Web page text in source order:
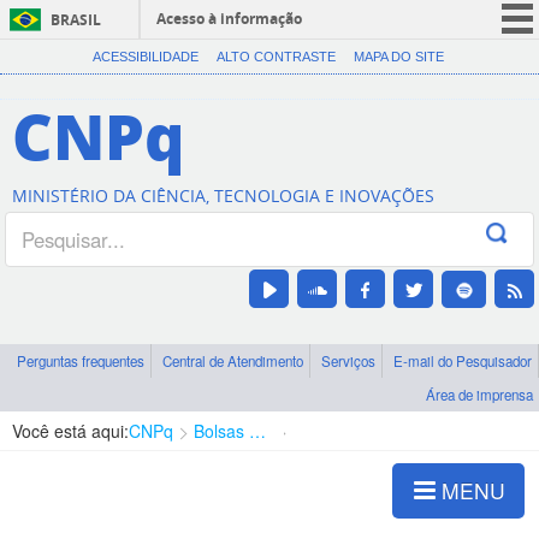
BRASIL
Acesso à informação
CORONAVÍRUS (COVID-19)
Canais
ACESSIBILIDADE ALTO CONTRASTE MAPA DO SITE
CNPq
MINISTÉRIO DA CIÊNCIA, TECNOLOGIA E INOVAÇÕES
Perguntas frequentes Central de Atendimento Serviços
E-mail do Pesquisador
Área de imprensa
Você está aqui:CNPq Bolsas e Auxílios Vigentes
MENU